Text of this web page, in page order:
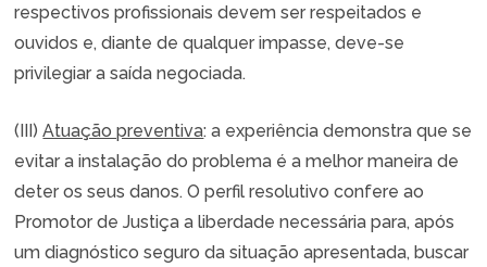
respectivos profissionais devem ser respeitados e
ouvidos e, diante de qualquer impasse, deve-se
privilegiar a saída negociada.
(III)Atuação preventiva: a experiência demonstra que se
evitar a instalação do problema é a melhor maneira de
deter os seus danos. O perfil resolutivo confere ao
Promotor de Justiça a liberdade necessária para, após
um diagnóstico seguro da situação apresentada, buscar